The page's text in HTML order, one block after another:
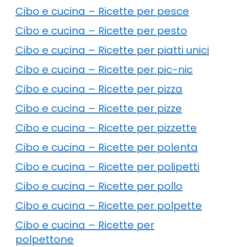
Cibo e cucina – Ricette per pesce
Cibo e cucina – Ricette per pesto
Cibo e cucina – Ricette per piatti unici
Cibo e cucina – Ricette per pic-nic
Cibo e cucina – Ricette per pizza
Cibo e cucina – Ricette per pizze
Cibo e cucina – Ricette per pizzette
Cibo e cucina – Ricette per polenta
Cibo e cucina – Ricette per polipetti
Cibo e cucina – Ricette per pollo
Cibo e cucina – Ricette per polpette
Cibo e cucina – Ricette per
polpettone